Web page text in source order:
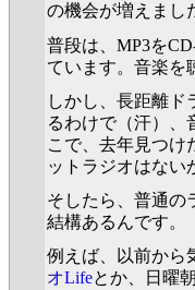
の機会が増えまし
普段は、MP3を
ています。音楽を
しかし、長距離ド
るわけで（汗）、
こで、去年見つけ
ットラジオはない
そしたら、普通の
結構あるんです。
例えば、以前から
オLifeとか、日曜